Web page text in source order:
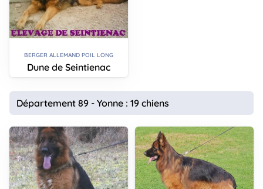
BERGER ALLEMAND POIL LONG
Dune de Seintienac
Département 89 - Yonne : 19 chiens